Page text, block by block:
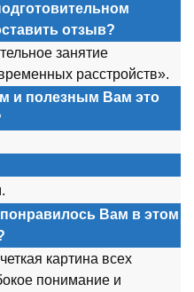
отзыв?
занятие
расстройств».
и полезным Вам это
Вам в этом
картина всех
окое понимание и